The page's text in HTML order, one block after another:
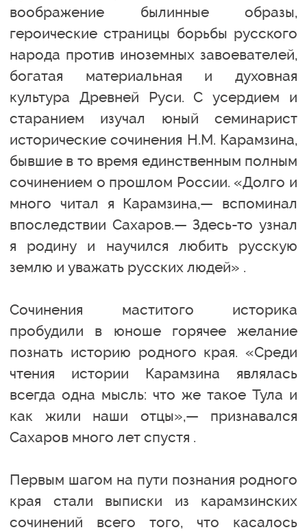
воображение былинные образы,
героические страницы борьбы русского
народа против иноземных завоевателей,
богатая материальная и духовная
культура Древней Руси. С усердием и
старанием изучал юный семинарист
исторические сочинения Н.М. Карамзина,
бывшие в то время единственным полным
сочинением о прошлом России. «Долго и
много читал я Карамзина,— вспоминал
впоследствии Сахаров.— Здесь-то узнал
я родину и научился любить русскую
землю и уважать русских людей» .
Сочинения маститого историка
пробудили в юноше горячее желание
познать историю родного края. «Среди
чтения истории Карамзина являлась
всегда одна мысль: что же такое Тула и
как жили наши отцы»,— признавался
Сахаров много лет спустя .
Первым шагом на пути познания родного
края стали выписки из карамзинских
сочинений всего того, что касалось